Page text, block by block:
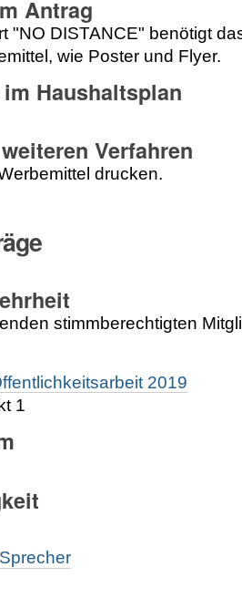
Antrag
"NO DISTANCE" benötigt
wie Poster und Flyer.
Haushaltsplan
Verfahren
drucken.
stimmberechtigten
2019
1